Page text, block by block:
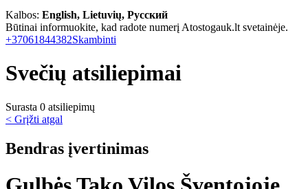
Kalbos: English, Lietuvių, Русский
Būtinai informuokite, kad radote numerį Atostogauk.lt svetainėje.
+37061844382Skambinti
Svečių atsiliepimai
Surasta 0 atsiliepimų
< Grįžti atgal
Bendras įvertinimas